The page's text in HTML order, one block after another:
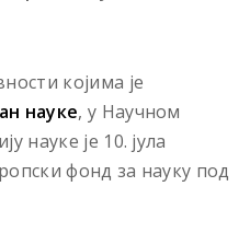
којима је
науке, у Научном
науке је 10. јула
фонд за науку под